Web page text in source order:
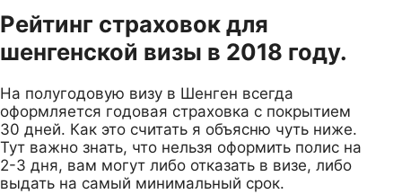
Рейтинг страховок для
шенгенской визы в 2018 году.
На полугодовую визу в Шенген всегда
оформляется годовая страховка с покрытием
30 дней. Как это считать я объясню чуть ниже.
Тут важно знать, что нельзя оформить полис на
2-3 дня, вам могут либо отказать в визе, либо
выдать на самый минимальный срок.